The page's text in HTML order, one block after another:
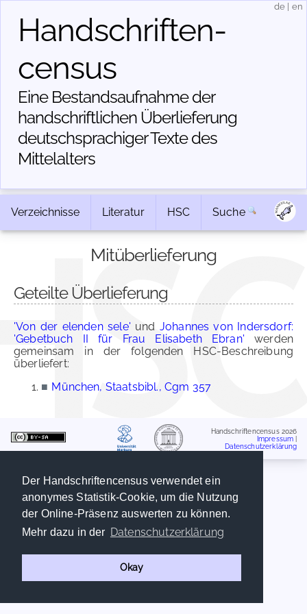
Der Handschriftencensus verwendet ein
anonymes Statistik-Cookie, um die Nutzung
der Online-Präsenz auswerten zu können.
Mehr dazu in der Datenschutzerklärung
Okay
Handschriften­
census
Eine Bestandsaufnahme der
handschriftlichen Über­lieferung
deutschsprachiger Texte des
Mittelalters
de en
Verzeichnisse Literatur HSC Suche
Mitüberlieferung
Geteilte Überlieferung
'Von der elenden sele' und Johannes von Indersdorf:
'Gebetbuch II für Frau Elisabeth Ebran' werden
gemeinsam in der folgenden HSC-Beschreibung
überliefert:
■ München, Staatsbibl., Cgm 357
Handschriftencensus 2026
Impressum
Datenschutzerklärung